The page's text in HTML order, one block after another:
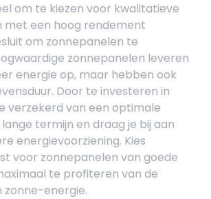
om te kiezen voor kwalitatieve
met een hoog rendement
om zonnepanelen te
zonnepanelen leveren
energie op, maar hebben ook
Door te investeren in
verzekerd van een optimale
termijn en draag je bij aan
energievoorziening. Kies
voor zonnepanelen van goede
te profiteren van de
zonne-energie.